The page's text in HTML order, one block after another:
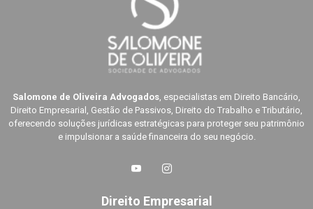
Salomone de Oliveira Advogados , especialistas em Direito Bancário,
Direito Empresarial, Gestão de Passivos, Direito do Trabalho e Tributário,
oferecendo soluções jurídicas estratégicas para proteger seu patrimônio
e impulsionar a saúde financeira do seu negócio.
Direito Empresarial